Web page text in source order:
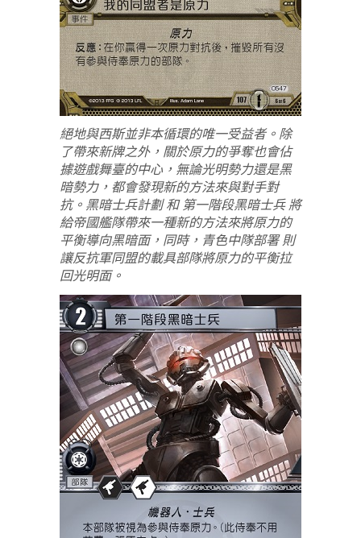
絕地與西斯並非本循環的唯一受益者。除
了帶來新牌之外，關於原力的爭奪也會佔
據遊戲舞臺的中心，無論光明勢力還是黑
暗勢力，都會發現新的方法來與對手對
抗。黑暗士兵計劃 和 第一階段黑暗士兵 將
給帝國艦隊帶來一種新的方法來將原力的
平衡導向黑暗面，同時，青色中隊部署 則
讓反抗軍同盟的載具部隊將原力的平衡拉
回光明面。